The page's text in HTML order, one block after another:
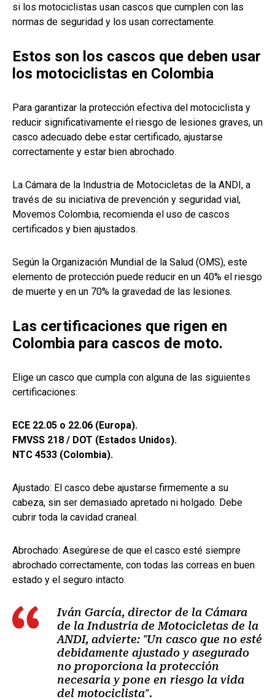
si los motociclistas usan cascos que cumplen con las
normas de seguridad y los usan correctamente.
Estos son los cascos que deben usar
los motociclistas en Colombia
Para garantizar la protección efectiva del motociclista y
reducir significativamente el riesgo de lesiones graves, un
casco adecuado debe estar certificado, ajustarse
correctamente y estar bien abrochado.
La Cámara de la Industria de Motocicletas de la ANDI, a
través de su iniciativa de prevención y seguridad vial,
Movemos Colombia, recomienda el uso de cascos
certificados y bien ajustados.
Según la Organización Mundial de la Salud (OMS), este
elemento de protección puede reducir en un 40% el riesgo
de muerte y en un 70% la gravedad de las lesiones.
Las certificaciones que rigen en
Colombia para cascos de moto.
Elige un casco que cumpla con alguna de las siguientes
certificaciones:
ECE 22.05 o 22.06 (Europa).
FMVSS 218 / DOT (Estados Unidos).
NTC 4533 (Colombia).
Ajustado: El casco debe ajustarse firmemente a su
cabeza, sin ser demasiado apretado ni holgado. Debe
cubrir toda la cavidad craneal.
Abrochado: Asegúrese de que el casco esté siempre
abrochado correctamente, con todas las correas en buen
estado y el seguro intacto.
Iván García, director de la Cámara
de la Industria de Motocicletas de la
ANDI, advierte: "Un casco que no esté
debidamente ajustado y asegurado
no proporciona la protección
necesaria y pone en riesgo la vida
del motociclista".